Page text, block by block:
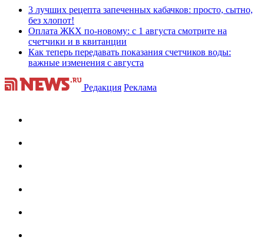
3 лучших рецепта запеченных кабачков: просто, сытно,
без хлопот!
Оплата ЖКХ по-новому: с 1 августа смотрите на
счетчики и в квитанции
Как теперь передавать показания счетчиков воды:
важные изменения с августа
Редакция Реклама